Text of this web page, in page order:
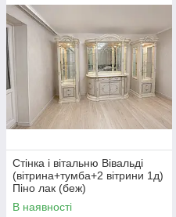
Стінка і вітальню Вівальді
(вітрина+тумба+2 вітрини 1д)
Піно лак (беж)
В наявності